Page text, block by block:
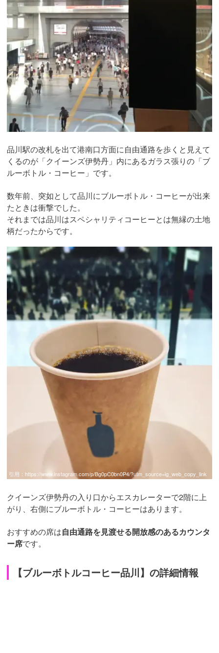
品川駅の改札を出て港南口方面に自由通路を歩くと見えて
くるのが「クイーンズ伊勢丹」内にあるガラス張りの「ブ
ルーボトル・コーヒー」です。
数年前、突如として品川にブルーボトル・コーヒーが出来
たときは衝撃でした。
それまでは品川はスペシャリティコーヒーとは無縁の土地
柄だったからです。
引用： https://www.instagram.com/p/Bg0pC0bn0P4/?utm_source=ig_web_copy_link
クイーンズ伊勢丹の入り口からエスカレーターで2階に上
がり、右側にブルーボトル・コーヒーはあります。
おすすめの席は自由通路を見渡せる開放感のあるカウンタ
ー席です。
【ブルーボトルコーヒー品川】の詳細情報